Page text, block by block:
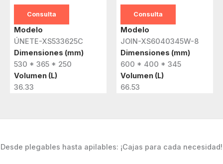
Consulta
Modelo
ÚNETE-XS533625C
Dimensiones (mm)
530 * 365 * 250
Volumen (L)
36.33
Consulta
Modelo
JOIN-XS6040345W-8
Dimensiones (mm)
600 * 400 * 345
Volumen (L)
66.53
Desde plegables hasta apilables: ¡Cajas para cada necesidad!